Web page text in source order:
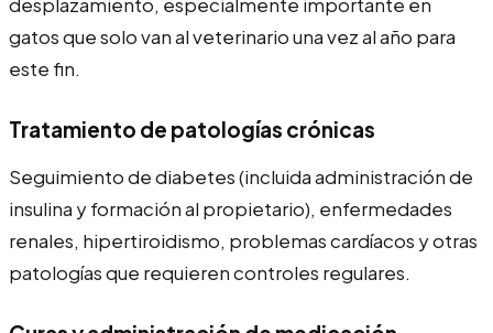
gatos que solo van al veterinario una vez al año para
este fin.
Tratamiento de patologías crónicas
Seguimiento de diabetes (incluida administración de
insulina y formación al propietario), enfermedades
renales, hipertiroidismo, problemas cardíacos y otras
patologías que requieren controles regulares.